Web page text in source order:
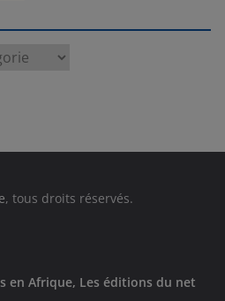
, tous droits réservés.
en Afrique, Les éditions du net